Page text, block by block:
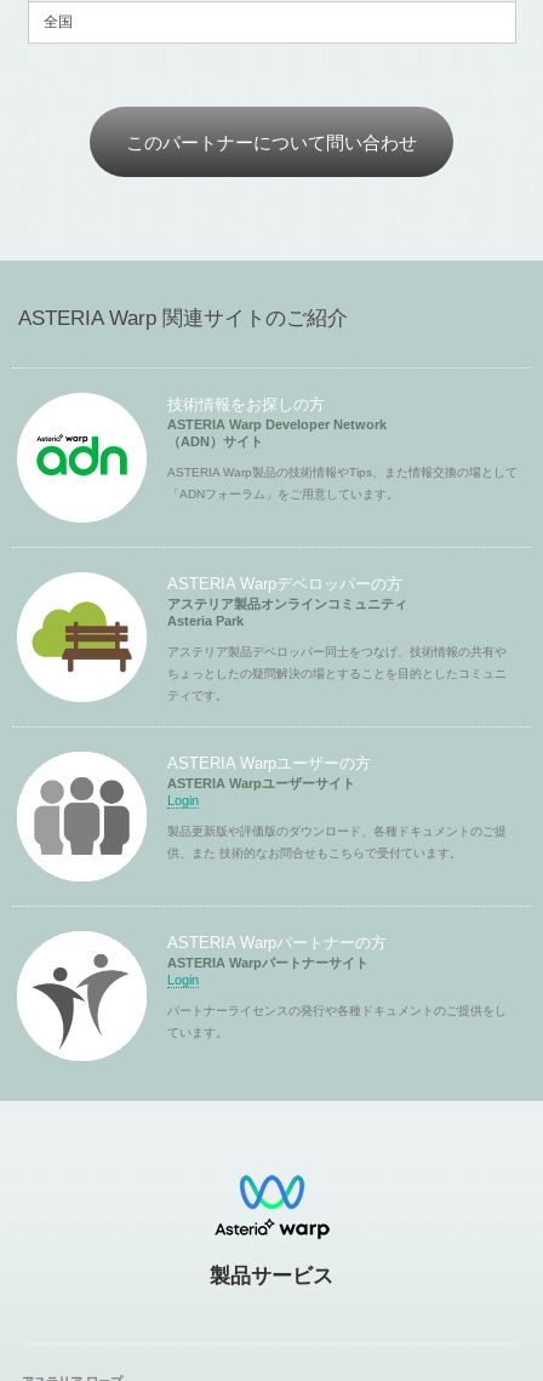
全国
このパートナーについて問い合わせ
ASTERIA Warp 関連サイトのご紹介
技術情報をお探しの方
ASTERIA Warp Developer Network
（ADN）サイト
ASTERIA Warp製品の技術情報やTips、また情報交換の場として
「ADNフォーラム」をご用意しています。
ASTERIA Warpデベロッパーの方
アステリア製品オンラインコミュニティ
Asteria Park
アステリア製品デベロッパー同士をつなげ、技術情報の共有や
ちょっとしたの疑問解決の場とすることを目的としたコミュニ
ティです。
ASTERIA Warpユーザーの方
ASTERIA Warpユーザーサイト
Login
製品更新版や評価版のダウンロード、各種ドキュメントのご提
供、また 技術的なお問合せもこちらで受付ています。
ASTERIA Warpパートナーの方
ASTERIA Warpパートナーサイト
Login
パートナーライセンスの発行や各種ドキュメントのご提供をし
ています。
製品サービス